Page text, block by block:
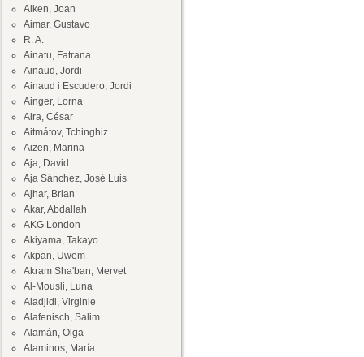
Aiken, Joan
Aimar, Gustavo
R. A.
Ainatu, Fatrana
Ainaud, Jordi
Ainaud i Escudero, Jordi
Ainger, Lorna
Aira, César
Aitmátov, Tchinghiz
Aizen, Marina
Aja, David
Aja Sánchez, José Luis
Ajhar, Brian
Akar, Abdallah
AKG London
Akiyama, Takayo
Akpan, Uwem
Akram Sha'ban, Mervet
Al-Mousli, Luna
Aladjidi, Virginie
Alafenisch, Salim
Alamán, Olga
Alaminos, María